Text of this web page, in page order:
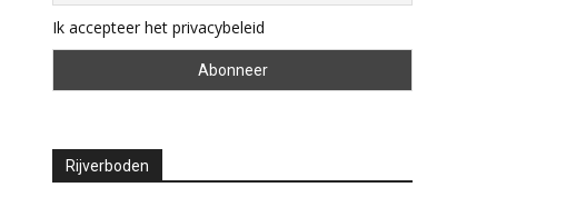
Ik accepteer het privacybeleid
Rijverboden